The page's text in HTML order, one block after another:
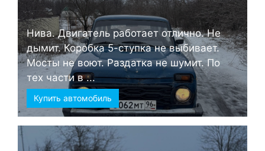
Нива. Двигатель работает отлично. Не
дымит. Коробка 5-ступка не выбивает.
Мосты не воют. Раздатка не шумит. По
тех части в ...
Купить автомобиль